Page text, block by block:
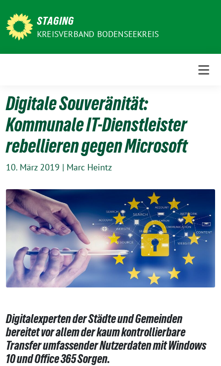
zum
Inhalt
STAGING
KREISVERBAND BODENSEEKREIS
Digitale Souveränität:
Kommunale IT-Dienstleister
rebellieren gegen Microsoft
10. März 2019 | Marc Heintz
Digitalexperten der Städte und Gemeinden
bereitet vor allem der kaum kontrollierbare
Transfer umfassender Nutzerdaten mit Windows
10 und Office 365 Sorgen.